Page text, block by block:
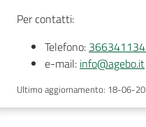
Per contatti:
Telefono:
e-mail: info@agebo.it
Ultimo aggiornamento: 18-06-